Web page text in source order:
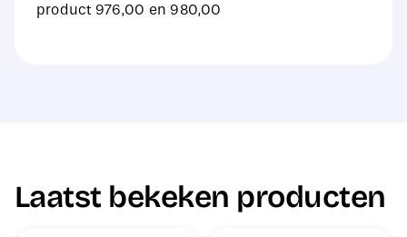
product 976,00 en 980,00
Laatst bekeken producten